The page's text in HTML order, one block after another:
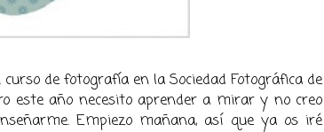
de fotografía en la Sociedad Fotográfica de
este año necesito aprender a mirar y no creo
Empiezo mañana, así que ya os iré